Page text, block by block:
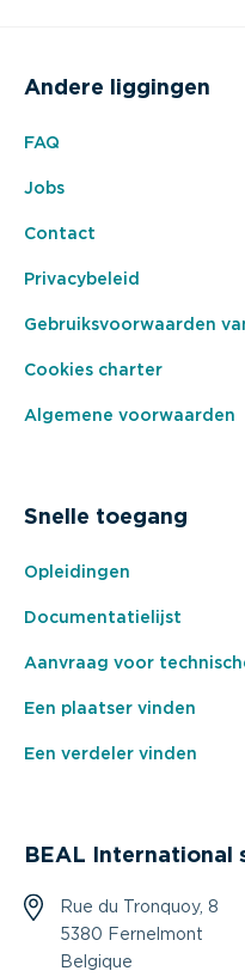
Andere liggingen
FAQ
Jobs
Contact
Privacybeleid
Gebruiksvoorwaarden
Cookies charter
Algemene voorwaarden
Snelle toegang
Opleidingen
Documentatielijst
Aanvraag voor
Een plaatser vinden
Een verdeler vinden
BEAL International
Rue du Tronquoy, 8
5380 Fernelmont
Belgique